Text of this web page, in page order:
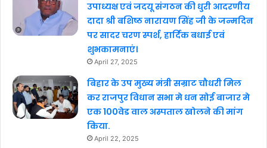
उपाध्यक्ष एवं जदयू संगठन की धुरी आदरणीय
दादा श्री बशिष्ठ नारायण सिंह जी के जन्मदिन
पर सादर चरण स्पर्श, हार्दिक बधाई एवं
शुभकामनाएं।
April 27, 2025
बिहार के उप मुख्य मंत्री सम्राट चौधरी मिल
कर राजपुर विधान सभा मे धन सोई बाजार मे
एक 100वेड वाल अस्पताल खोलने की मांग
किया.
April 22, 2025